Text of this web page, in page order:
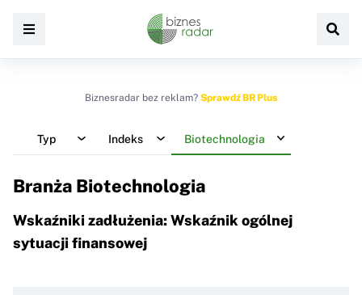
Biznesradar bez reklam? Sprawdź BR Plus
Typ Indeks Biotechnologia
Branża Biotechnologia
Wskaźniki zadłużenia: Wskaźnik ogólnej
sytuacji finansowej